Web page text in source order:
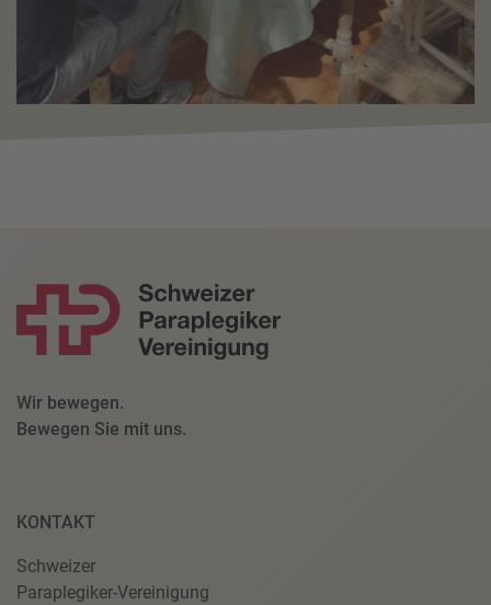
Wir bewegen.
Bewegen Sie mit uns.
KONTAKT
Schweizer
Paraplegiker-Vereinigung